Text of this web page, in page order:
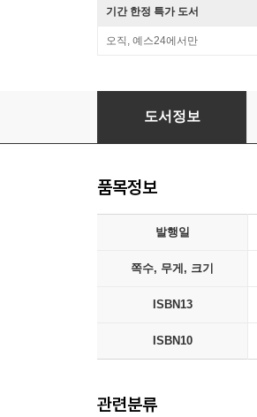
기간 한정 특가 도서
오직, 예스24에서만
과학은 반역이다
도서정보
품목정보
발행일
쪽수, 무게, 크기
ISBN13
ISBN10
관련분류